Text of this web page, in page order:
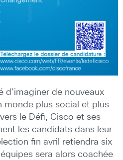
d’imaginer de nouveaux
monde plus social et plus
le Défi, Cisco et ses
les candidats dans leur
fin avril retiendra six
sera alors coachée